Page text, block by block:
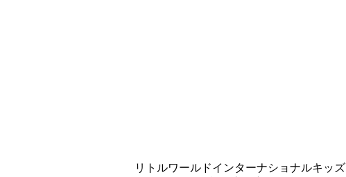
リトルワールドインターナショナルキッズ